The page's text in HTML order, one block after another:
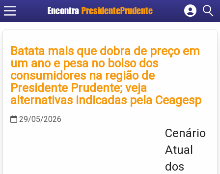
Encontra PresidentePrudente
Cadastrar empresa
Criar conta
Batata mais que dobra de preço em
um ano e pesa no bolso dos
consumidores na região de
Presidente Prudente; veja
alternativas indicadas pela Ceagesp
29/05/2026
Cenário
Atual
dos